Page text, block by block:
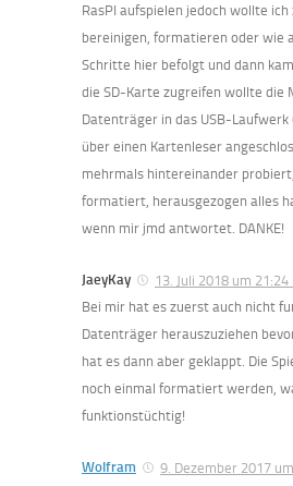
RasPI aufspielen jedoch wollte
bereinigen, formatieren oder wie
Schritte hier befolgt und dann
die SD-Karte zugreifen wollte die
Datenträger in das USB-Laufwerk
über einen Kartenleser
mehrmals hintereinander
formatiert, herausgezogen alles
wenn mir jmd antwortet. DANKE!
JaeyKay
13. Juli 2018 um 21:24
Bei mir hat es zuerst auch nicht
Datenträger herauszuziehen
hat es dann aber geklappt. Die
noch einmal formatiert werden,
funktionstüchtig!
Wolfram
9. Dezember 2017